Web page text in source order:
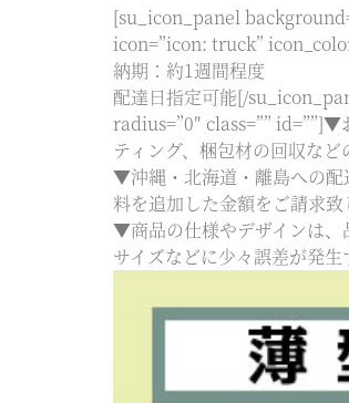
[su_icon_panel
icon=”icon: truck”
納期：約1週間程度
配達日指定可能[/
radius=”0″ class=””
ティング、梱包材の回収な
▼沖縄・北海道・離島への配
料を追加した金額をご請求致
▼商品の仕様やデザインは、
サイズなどに少々誤差が発